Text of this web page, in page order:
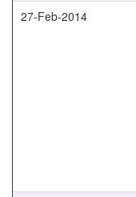
27-Feb-2014